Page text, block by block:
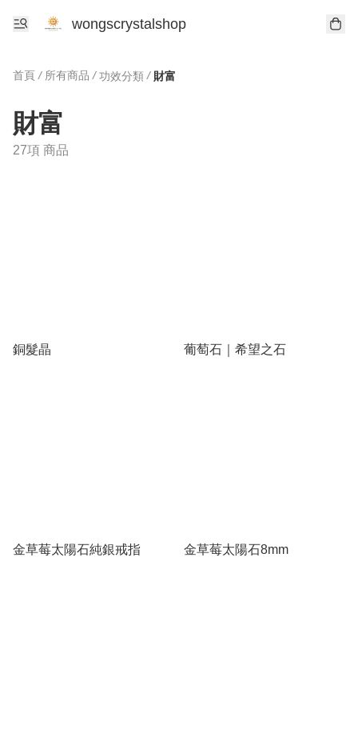
wongscrystalshop
首頁 / 所有商品 / 功效分類 / 財富
財富
27項 商品
銅髮晶 葡萄石｜希望之石
金草莓太陽石純銀戒指 金草莓太陽石8mm